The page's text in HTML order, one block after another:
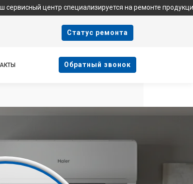
центр специализируется на ремонте продукции Haier
Cтатус ремонта
Oбратный звонок